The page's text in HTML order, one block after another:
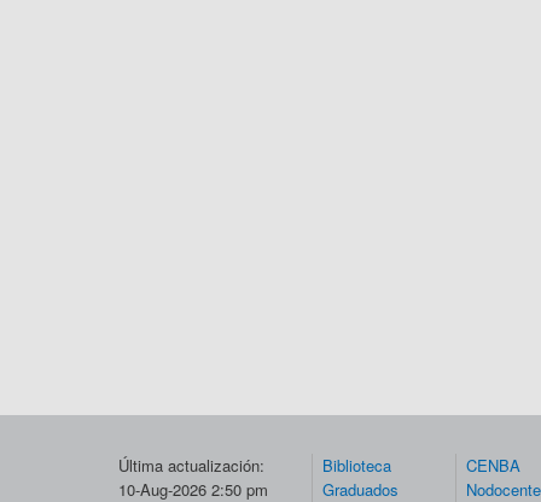
Última actualización:
10-Aug-2026 2:50 pm
Biblioteca
Graduados
CENBA